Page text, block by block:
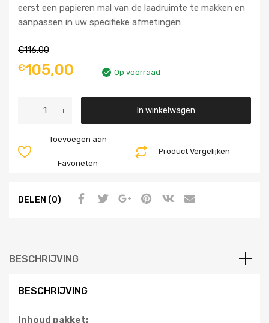
eerst een papieren mal van de laadruimte te makken en
aanpassen in uw specifieke afmetingen
€116,00
€105,00 Op voorraad
In winkelwagen
Product Vergelijken
Toevoegen aan
Favorieten
DELEN (0)
BESCHRIJVING
BESCHRIJVING
Inhoud pakket: